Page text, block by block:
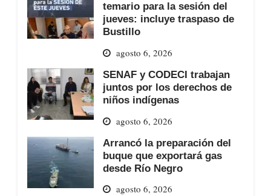
temario para la sesión del
jueves: incluye traspaso de
Bustillo
agosto 6, 2026
SENAF y CODECI trabajan
juntos por los derechos de
niños indígenas
agosto 6, 2026
Arrancó la preparación del
buque que exportará gas
desde Río Negro
agosto 6, 2026